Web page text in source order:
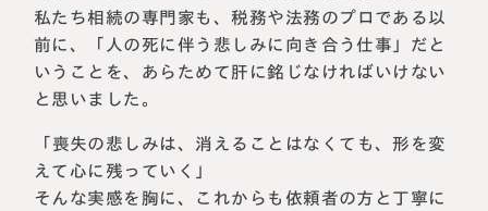
私たち相続の専門家も、税務や法務のプロである以
前に、「人の死に伴う悲しみに向き合う仕事」だと
いうことを、あらためて肝に銘じなければいけない
と思いました。
「喪失の悲しみは、消えることはなくても、形を変
えて心に残っていく」
そんな実感を胸に、これからも依頼者の方と丁寧に